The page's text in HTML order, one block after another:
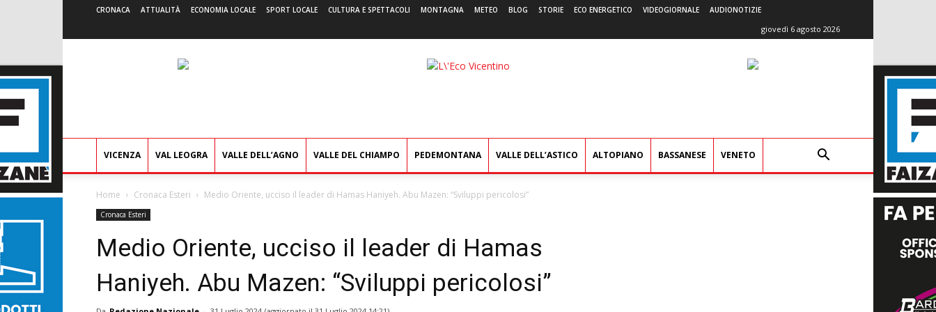
CRONACA ATTUALITÀ ECONOMIA LOCALE SPORT LOCALE CULTURA E SPETTACOLI MONTAGNA METEO BLOG STORIE ECO ENERGETICO VIDEOGIORNALE AUDIONOTIZIE
giovedì 6 agosto 2026
L'Eco
VICENZA VAL LEOGRA VALLE DELL’AGNO VALLE DEL CHIAMPO PEDEMONTANA VALLE DELL’ASTICO ALTOPIANO BASSANESE VENETO
Home Cronaca Esteri Medio Oriente, ucciso il leader di Hamas Haniyeh. Abu Mazen: “Sviluppi pericolosi”
Cronaca Esteri
Medio Oriente, ucciso il leader di Hamas
Haniyeh. Abu Mazen: “Sviluppi pericolosi”